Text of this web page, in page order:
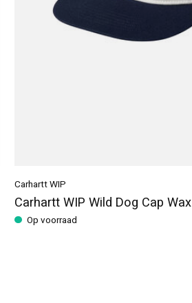
Carhartt WIP
Carhartt WIP Wild Dog Cap Wax
Op voorraad